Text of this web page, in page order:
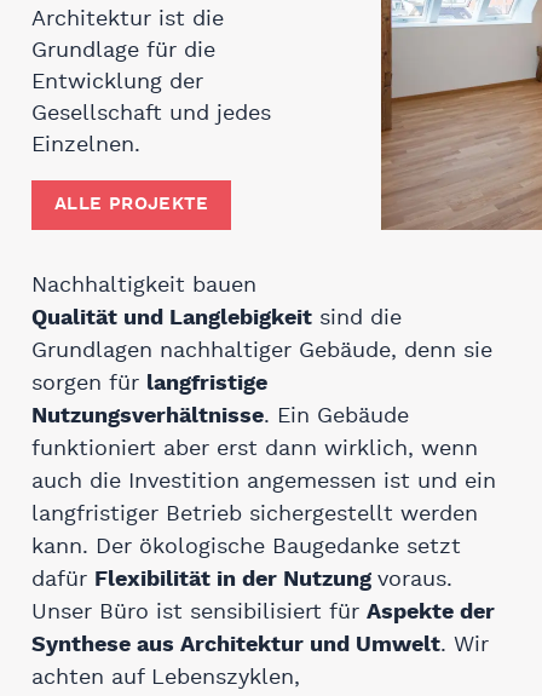
Architektur ist die
Grundlage für die
Entwicklung der
Gesellschaft und jedes
Einzelnen.
ALLE PROJEKTE
Nachhaltigkeit bauen
Qualität und Langlebigkeit sind die
Grundlagen nachhaltiger Gebäude, denn sie
sorgen für langfristige
Nutzungsverhältnisse. Ein Gebäude
funktioniert aber erst dann wirklich, wenn
auch die Investition angemessen ist und ein
langfristiger Betrieb sichergestellt werden
kann. Der ökologische Baugedanke setzt
dafür Flexibilität in der Nutzungvoraus.
Unser Büro ist sensibilisiert fürAspekte der
Synthese aus Architektur und Umwelt. Wir
achten auf Lebenszyklen,